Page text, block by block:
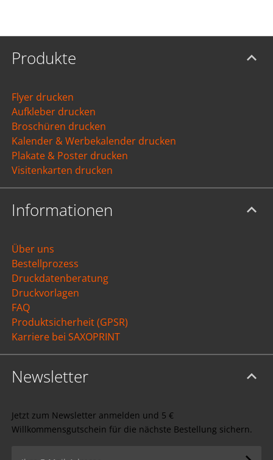
Produkte
Flyer drucken
Aufkleber drucken
Broschüren drucken
Kalender & Werbekalender drucken
Plakate & Poster drucken
Visitenkarten drucken
Informationen
Über uns
Bestellprozess
Druckdatenberatung
Druckvorlagen
FAQ
Produktsicherheit (GPSR)
Karriere bei SAXOPRINT
Newsletter
Jetzt zum Newsletter anmelden und 5 €
Willkommensgutschein für die nächste Bestellung sichern.